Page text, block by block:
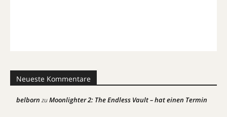
Neueste Kommentare
belborn zuMoonlighter 2: The Endless Vault – hat einen Termin